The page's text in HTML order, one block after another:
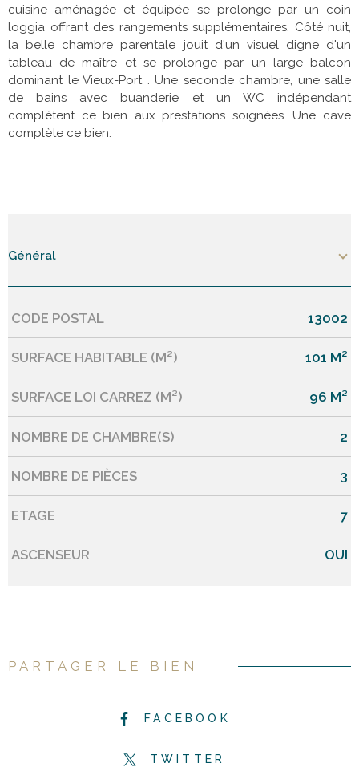
cuisine aménagée et équipée se prolonge par un coin
loggia offrant des rangements supplémentaires. Côté nuit,
la belle chambre parentale jouit d'un visuel digne d'un
tableau de maître et se prolonge par un large balcon
dominant le Vieux-Port . Une seconde chambre, une salle
de bains avec buanderie et un WC indépendant
complètent ce bien aux prestations soignées. Une cave
complète ce bien.
Général
Caractérisque Valeurs
CODE POSTAL 13002
SURFACE HABITABLE (M²) 101 M²
SURFACE LOI CARREZ (M²) 96 M²
NOMBRE DE CHAMBRE(S) 2
NOMBRE DE PIÈCES 3
ETAGE 7
ASCENSEUR OUI
PARTAGER LE BIEN
FACEBOOK
TWITTER